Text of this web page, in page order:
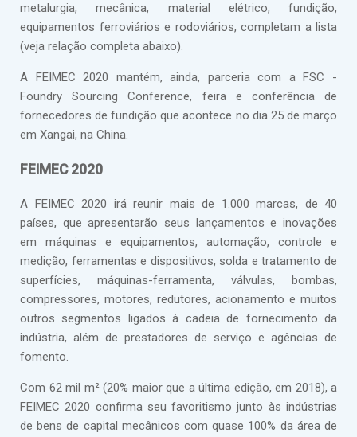
metalurgia, mecânica, material elétrico, fundição,
equipamentos ferroviários e rodoviários, completam a lista
(veja relação completa abaixo).
A FEIMEC 2020 mantém, ainda, parceria com a FSC -
Foundry Sourcing Conference, feira e conferência de
fornecedores de fundição que acontece no dia 25 de março
em Xangai, na China.
FEIMEC 2020
A FEIMEC 2020 irá reunir mais de 1.000 marcas, de 40
países, que apresentarão seus lançamentos e inovações
em máquinas e equipamentos, automação, controle e
medição, ferramentas e dispositivos, solda e tratamento de
superfícies, máquinas-ferramenta, válvulas, bombas,
compressores, motores, redutores, acionamento e muitos
outros segmentos ligados à cadeia de fornecimento da
indústria, além de prestadores de serviço e agências de
fomento.
Com 62 mil m² (20% maior que a última edição, em 2018), a
FEIMEC 2020 confirma seu favoritismo junto às indústrias
de bens de capital mecânicos com quase 100% da área de